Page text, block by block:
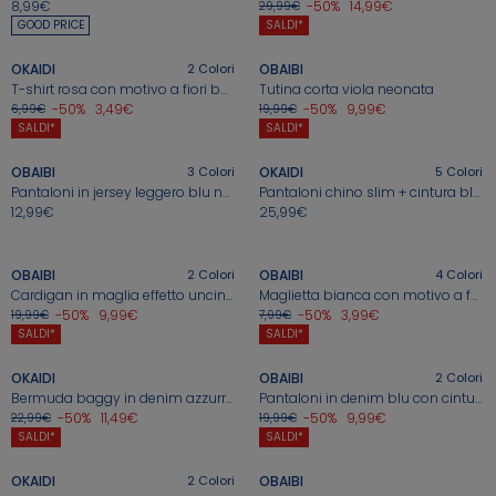
In evidenza
Guida all'acquisto
Ne approfitto > Saldi > tutti gli abiti
In evidenza
Guida all'acquisto
Ne approfitto > Saldi > tutte le t-
In evidenza
Guida all'acquisto
Saldi > tutte le t-shirt Saldi > gli abiti
In evidenza
Guida all'acquisto
Ne approfitto > Saldi > tutte le t-
GOOD PRICE
8,99€
SALDI*
29,99€ -50% 14,99€
SALDI*
OKAIDI 2 Colori
T-shirt rosa con motivo a fiori bambina
6,99€ -50% 3,49€
+
SALDI*
OBAIBI
Tutina corta viola neonata
19,99€ -50% 9,99€
+
OBAIBI 3 Colori
Pantaloni in jersey leggero blu neonato
12,99€
+
OKAIDI 5 Colori
Pantaloni chino slim + cintura blu navy bambino
25,99€
SALDI*
OBAIBI 2 Colori
Cardigan in maglia effetto uncinetto giallo neonata
19,99€ -50% 9,99€
SALDI*
OBAIBI 4 Colori
Maglietta bianca con motivo a farfalle per bambina
7,99€ -50% 3,99€
+
SALDI*
OKAIDI
Bermuda baggy in denim azzurro per bambino
22,99€ -50% 11,49€
+
SALDI*
OBAIBI 2 Colori
Pantaloni in denim blu con cintura per neonata
19,99€ -50% 9,99€
+
OKAIDI 2 Colori
+
OBAIBI